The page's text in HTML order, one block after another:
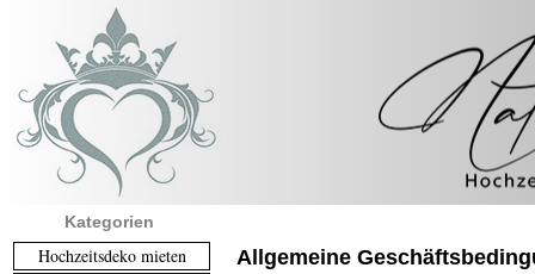
Kategorien
Hochzeitsdeko mieten
Allgemeine